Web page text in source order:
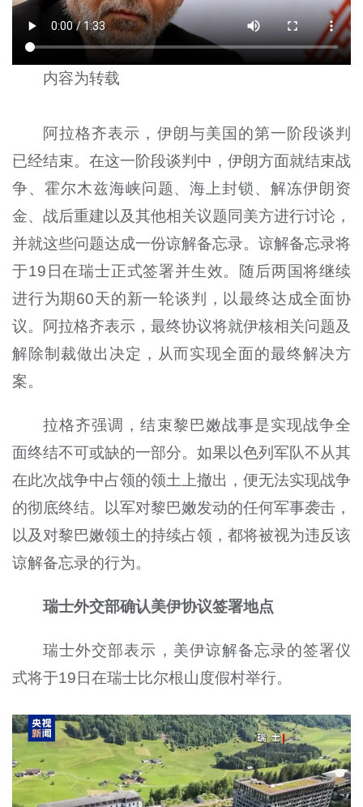
内容为转载
阿拉格齐表示，伊朗与美国的第一阶段谈判
已经结束。在这一阶段谈判中，伊朗方面就结束战
争、霍尔木兹海峡问题、海上封锁、解冻伊朗资
金、战后重建以及其他相关议题同美方进行讨论，
并就这些问题达成一份谅解备忘录。谅解备忘录将
于19日在瑞士正式签署并生效。随后两国将继续
进行为期60天的新一轮谈判，以最终达成全面协
议。阿拉格齐表示，最终协议将就伊核相关问题及
解除制裁做出决定，从而实现全面的最终解决方
案。
拉格齐强调，结束黎巴嫩战事是实现战争全
面终结不可或缺的一部分。如果以色列军队不从其
在此次战争中占领的领土上撤出，便无法实现战争
的彻底终结。以军对黎巴嫩发动的任何军事袭击，
以及对黎巴嫩领土的持续占领，都将被视为违反该
谅解备忘录的行为。
瑞士外交部确认美伊协议签署地点
瑞士外交部表示，美伊谅解备忘录的签署仪
式将于19日在瑞士比尔根山度假村举行。